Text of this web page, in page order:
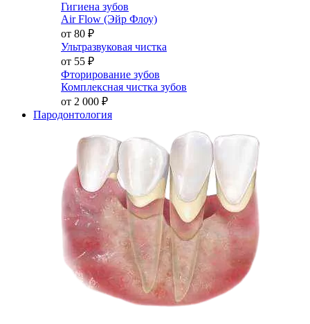
Гигиена зубов
Air Flow (Эйр Флоу)
от 80 ₽
Ультразвуковая чистка
от 55 ₽
Фторирование зубов
Комплексная чистка зубов
от 2 000 ₽
Пародонтология